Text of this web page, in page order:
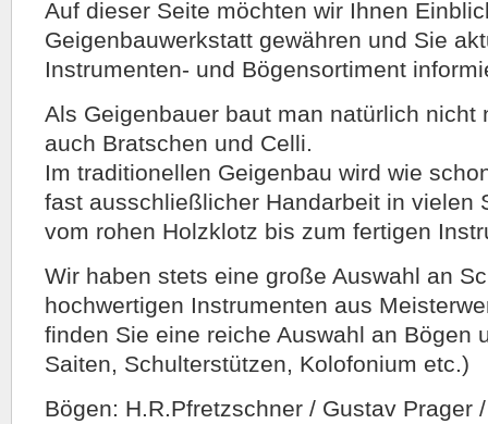
Auf dieser Seite möchten wir Ihnen
Geigenbauwerkstatt gewähren und Sie
Instrumenten- und Bögensortiment
Als Geigenbauer baut man natürlich nicht
auch Bratschen und Celli.
Im traditionellen Geigenbau wird wie
fast ausschließlicher Handarbeit in vielen
vom rohen Holzklotz bis zum fertigen
Wir haben stets eine große Auswahl an
hochwertigen Instrumenten aus
finden Sie eine reiche Auswahl an Bögen
Saiten, Schulterstützen, Kolofonium etc.)
Bögen: H.R.Pfretzschner / Gustav Prager